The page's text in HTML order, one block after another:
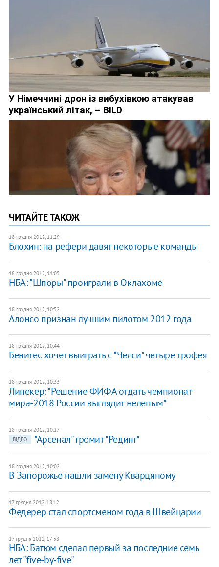
ЧИТАЙТЕ ТАКОЖ
18 грудня 2012, 11:29
Блохин: на рефери давят некоторые команды
18 грудня 2012, 11:05
НБА: "Шпоры" проиграли в Оклахоме
18 грудня 2012, 10:52
Алонсо признан лучшим пилотом 2012 года
18 грудня 2012, 10:44
Бенитес хочет выиграть с "Челси" четыре трофея
18 грудня 2012, 10:33
Линекер: "Решение ФИФА отдать чемпионат
мира-2018 России выглядит нелепым"
18 грудня 2012, 10:17
ВІДЕО
"Арсенал" громит "Рединг"
18 грудня 2012, 10:02
В Запорожье нашли замену Кварцяному
17 грудня 2012, 18:12
Федерер стал спортсменом года в Швейцарии
17 грудня 2012, 17:38
НБА: Батюм сделал первый за последние семь
лет "five-by-five"